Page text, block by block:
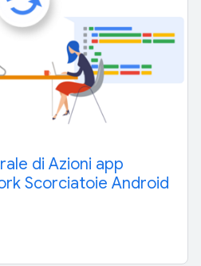
di Azioni app
Scorciatoie Android